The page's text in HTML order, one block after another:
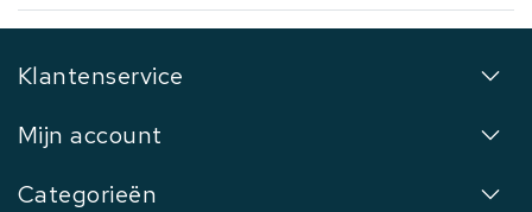
Klantenservice
Mijn account
Categorieën